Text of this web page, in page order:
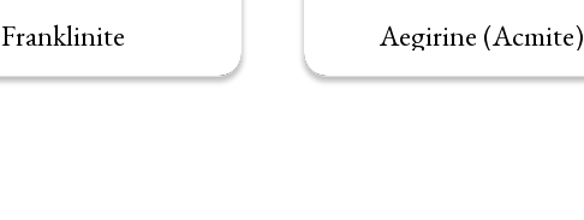
Franklinite Aegirine (Acmite)